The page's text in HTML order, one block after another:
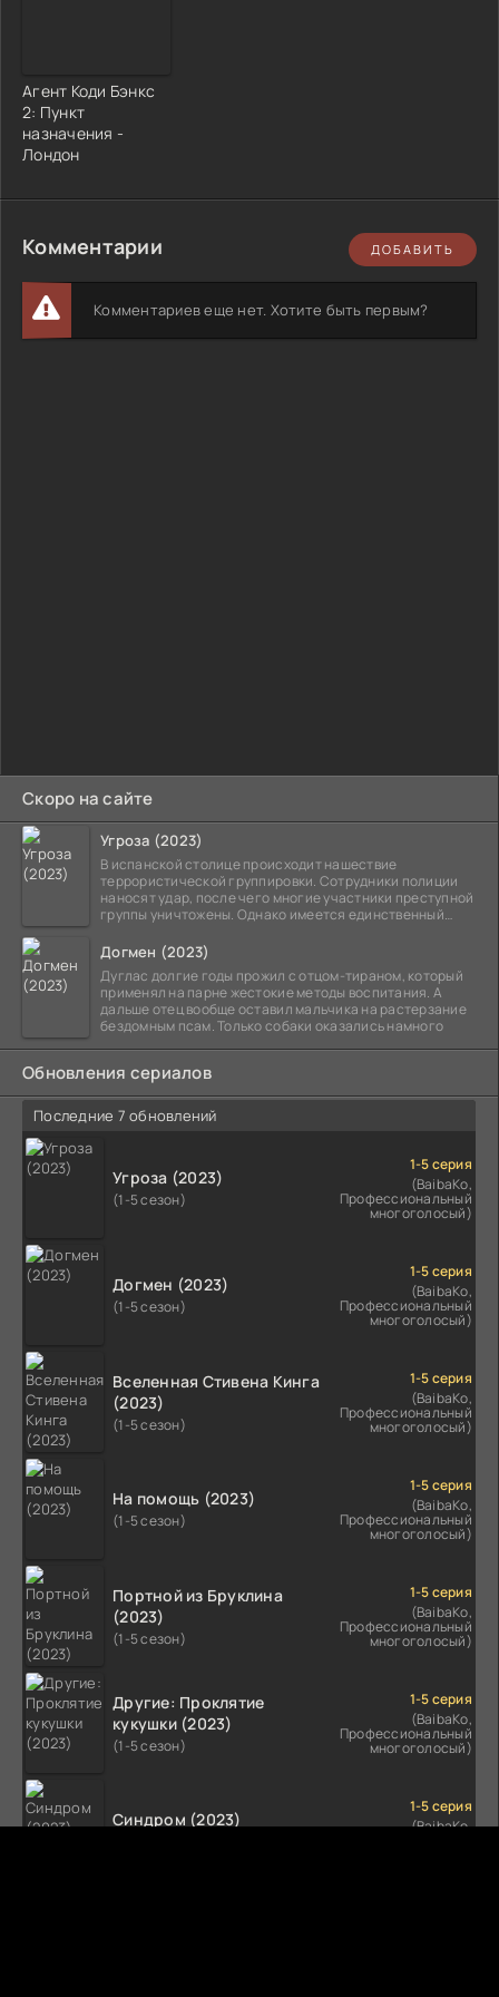
Скоро на сайте
Угроза (2023)
В испанской столице происходит нашествие
террористической группировки. Сотрудники полиции
наносят удар, после чего многие участники преступной
группы уничтожены. Однако имеется единственный
Догмен (2023)
Дуглас долгие годы прожил с отцом-тираном, который
применял на парне жестокие методы воспитания. А
дальше отец вообще оставил мальчика на растерзание
бездомным псам. Только собаки оказались намного
Обновления сериалов
Последние 7 обновлений
Угроза (2023)
(1-5 сезон)
1-5 серия
(BaibaKo,
Профессиональный
многоголосый)
Догмен (2023)
(1-5 сезон)
1-5 серия
(BaibaKo,
Профессиональный
многоголосый)
Вселенная Стивена Кинга
(2023)
(1-5 сезон)
1-5 серия
(BaibaKo,
Профессиональный
многоголосый)
На помощь (2023)
(1-5 сезон)
1-5 серия
(BaibaKo,
Профессиональный
многоголосый)
Портной из Бруклина
(2023)
(1-5 сезон)
1-5 серия
(BaibaKo,
Профессиональный
многоголосый)
Другие: Проклятие
кукушки (2023)
(1-5 сезон)
1-5 серия
(BaibaKo,
Профессиональный
многоголосый)
Синдром (2023)
1-5 серия
(BaibaKo,
Агент Коди Бэнкс
2: Пункт
назначения -
Лондон
Комментарии ДОБАВИТЬ
Комментариев еще нет. Хотите быть первым?